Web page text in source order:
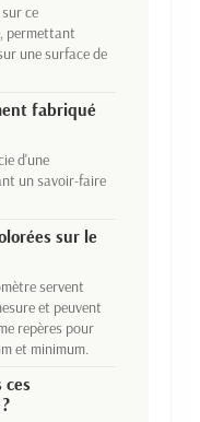
ce
permettant
une surface de
fabriqué
d'une
un savoir-faire
sur le
servent
et peuvent
repères pour
et minimum.
ces